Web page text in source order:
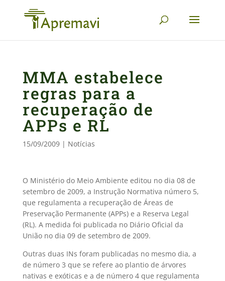
MMA estabelece
regras para a
recuperação de
APPs e RL
15/09/2009| Notícias
O Ministério do Meio Ambiente editou no dia 08 de
setembro de 2009, a Instrução Normativa número 5,
que regulamenta a recuperação de Áreas de
Preservação Permanente (APPs) e a Reserva Legal
(RL). A medida foi publicada no Diário Oficial da
União no dia 09 de setembro de 2009.
Outras duas INs foram publicadas no mesmo dia, a
de número 3 que se refere ao plantio de árvores
nativas e exóticas e a de número 4 que regulamenta